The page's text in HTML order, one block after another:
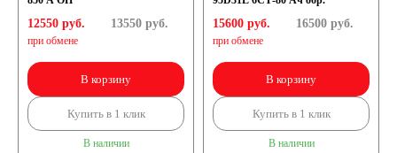
12550 руб.
при обмене
13550руб.
В корзину
Купить в 1 клик
В наличии
15600 руб.
при обмене
16500руб.
В корзину
Купить в 1 клик
В наличии